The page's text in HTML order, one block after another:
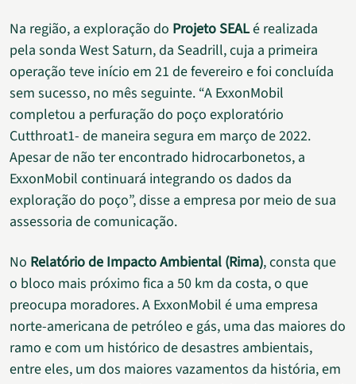
Na região, a exploração do Projeto SEALé realizada
pela sonda West Saturn, da Seadrill, cuja a primeira
operação teve início em 21 de fevereiro e foi concluída
sem sucesso, no mês seguinte. “A ExxonMobil
completou a perfuração do poço exploratório
Cutthroat1- de maneira segura em março de 2022.
Apesar de não ter encontrado hidrocarbonetos, a
ExxonMobil continuará integrando os dados da
exploração do poço”, disse a empresa por meio de sua
assessoria de comunicação.
No Relatório de Impacto Ambiental (Rima), consta que
o bloco mais próximo fica a 50 km da costa, o que
preocupa moradores. A ExxonMobil é uma empresa
norte-americana de petróleo e gás, uma das maiores do
ramo e com um histórico de desastres ambientais,
entre eles, um dos maiores vazamentos da história, em